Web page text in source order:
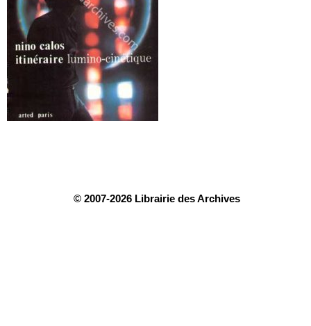
© 2007-2026 Librairie des Archives